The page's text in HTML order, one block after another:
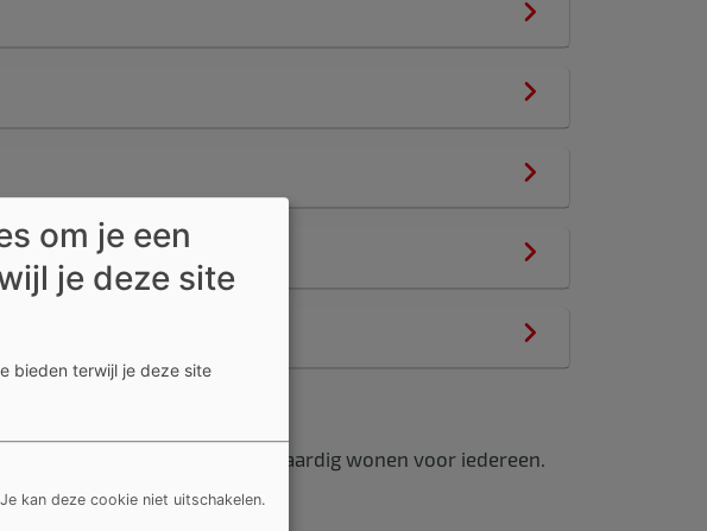
aan het recht op menswaardig wonen voor iedereen.
om je een
je deze site
bieden terwijl je deze site
kan deze cookie niet uitschakelen.